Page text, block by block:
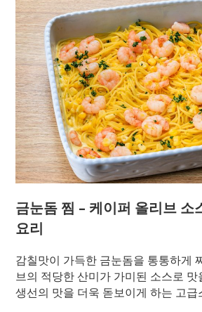
금눈돔 찜 – 케이퍼 올리브 소
요리
감칠맛이 가득한 금눈돔을 통통하게
브의 적당한 산미가 가미된 소스로 맛
생선의 맛을 더욱 돋보이게 하는 고급